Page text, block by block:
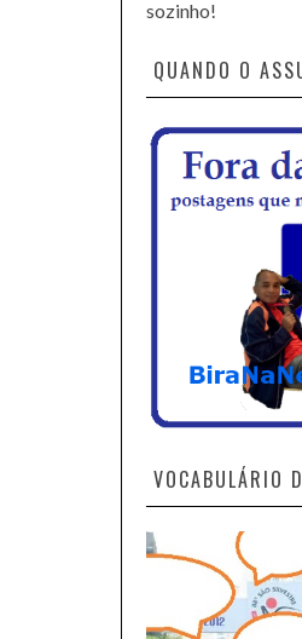
sozinho!
QUANDO O
VOCABULÁRIO